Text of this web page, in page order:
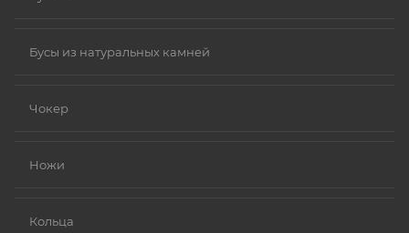
Бусы из натуральных камней
Чокер
Ножи
Кольца